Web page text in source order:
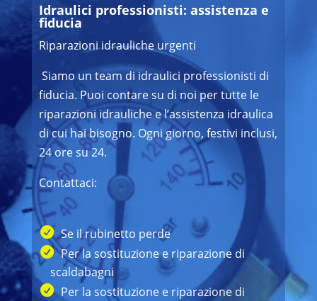
Idraulici professionisti: assistenza e
fiducia
Riparazioni idrauliche urgenti
Siamo un team di idraulici professionisti di
fiducia. Puoi contare su di noi per tutte le
riparazioni idrauliche e l’assistenza idraulica
di cui hai bisogno. Ogni giorno, festivi inclusi,
24 ore su 24.
Contattaci:
Se il rubinetto perde
Per la sostituzione e riparazione di
scaldabagni
Per la sostituzione e riparazione di